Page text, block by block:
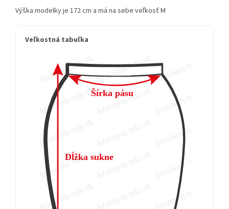
Výška modelky je 172 cm a má na sebe veľkosť M
Veľkostná tabuľka